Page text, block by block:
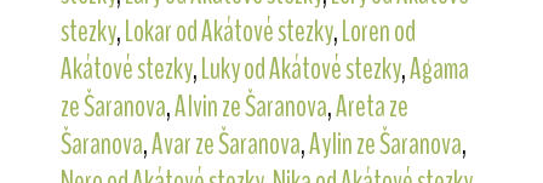
stezky,Lokar od Akátové stezky,Loren od
Akátové stezky,Luky od Akátové stezky,Agama
ze Šaranova,Alvin ze Šaranova,Areta ze
Šaranova,Avar ze Šaranova,Aylin ze Šaranova,